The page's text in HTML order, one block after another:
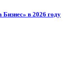
Бизнес» в 2026 году